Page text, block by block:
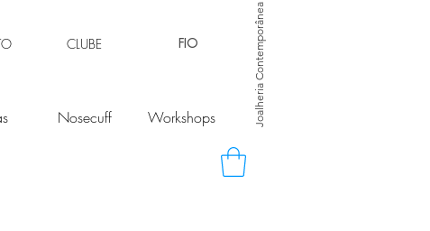
CLUBE Joalheria Contemporânea
FIO
Nosecuff Workshops